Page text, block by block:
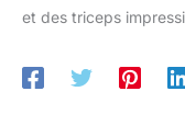
et des triceps